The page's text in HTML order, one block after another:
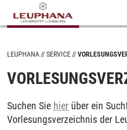
LEUPHANA SERVICE
Suchen Sie hier über ein
Vorlesungsverzeichnis der